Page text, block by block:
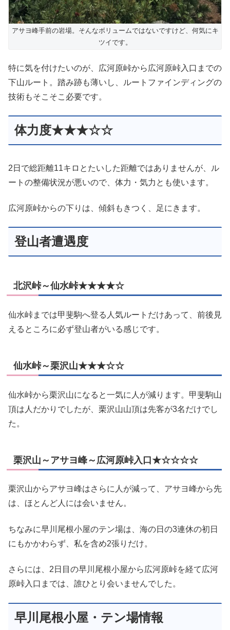
アサヨ峰手前の岩場。そんなボリュームではないですけど、何気にキ
ツイです。
特に気を付けたいのが、広河原峠から広河原峠入口までの
下山ルート。踏み跡も薄いし、ルートファインディングの
技術もそこそこ必要です。
体力度★★★☆☆
2日で総距離11キロとたいした距離ではありませんが、ル
ートの整備状況が悪いので、体力・気力とも使います。
広河原峠からの下りは、傾斜もきつく、足にきます。
登山者遭遇度
北沢峠～仙水峠★★★★☆
仙水峠までは甲斐駒へ登る人気ルートだけあって、前後見
えるところに必ず登山者がいる感じです。
仙水峠～栗沢山★★★☆☆
仙水峠から栗沢山になると一気に人が減ります。甲斐駒山
頂は人だかりでしたが、栗沢山山頂は先客が3名だけでし
た。
栗沢山～アサヨ峰～広河原峠入口★☆☆☆☆
栗沢山からアサヨ峰はさらに人が減って、アサヨ峰から先
は、ほとんど人には会いません。
ちなみに早川尾根小屋のテン場は、海の日の3連休の初日
にもかかわらず、私を含め2張りだけ。
さらには、2日目の早川尾根小屋から広河原峠を経て広河
原峠入口までは、誰ひとり会いませんでした。
早川尾根小屋・テン場情報